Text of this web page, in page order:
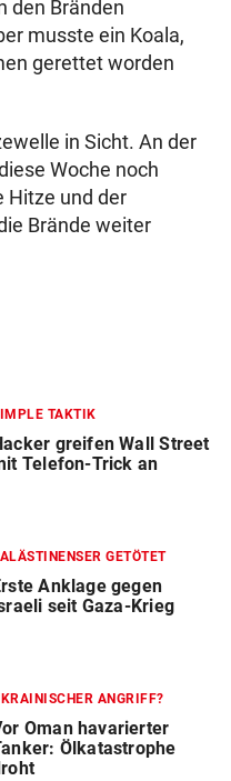
den Bränden
musste ein Koala,
gerettet worden
in Sicht. An der
Woche noch
Hitze und der
Brände weiter
TAKTIK
greifen Wall Street
Telefon-Trick an
GETÖTET
Anklage gegen
seit Gaza-Krieg
ANGRIFF?
Oman havarierter
Ölkatastrophe